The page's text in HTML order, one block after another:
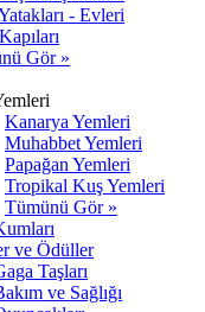
- Evleri
Gör »
Kanarya Yemleri
Muhabbet Yemleri
Papağan Yemleri
Tropikal Kuş Yemleri
Tümünü Gör »
ve Ödüller
Taşları
ve Sağlığı